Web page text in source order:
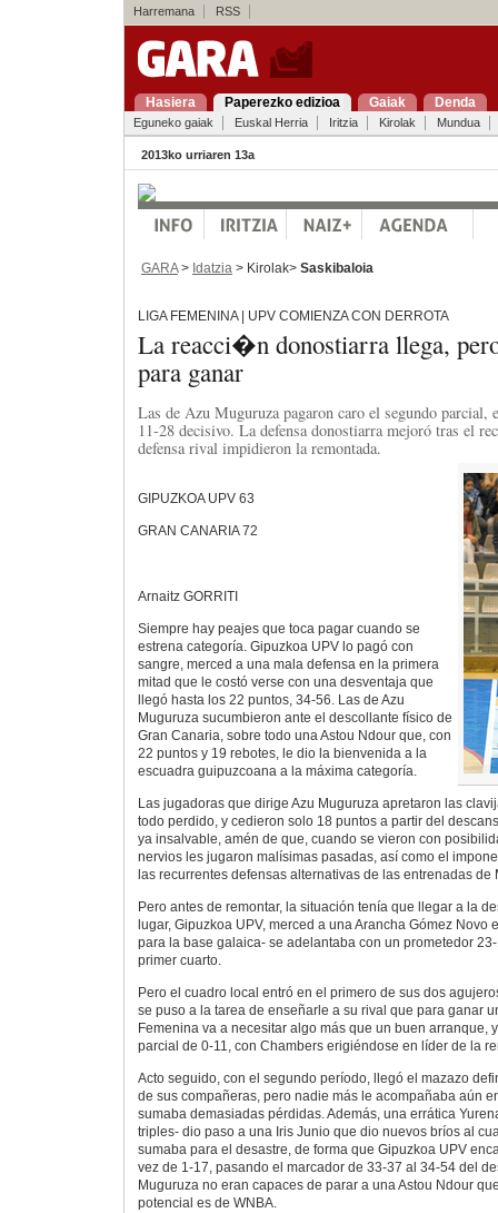
Harremana RSS
Hasiera Paperezko edizioa Gaiak Denda
Eguneko gaiak Euskal Herria Iritzia Kirolak Mundua
2013ko urriaren 13a
GARA> Idatzia > Kirolak> Saskibaloia
LIGA FEMENINA | UPV COMIENZA CON DERROTA
La reacci�n donostiarra llega,
para ganar
Las de Azu Muguruza pagaron caro el segundo parcial,
11-28 decisivo. La defensa donostiarra mejoró tras el
defensa rival impidieron la remontada.
GIPUZKOA UPV 63
GRAN CANARIA 72
Arnaitz GORRITI
Siempre hay peajes que toca pagar cuando se
estrena categoría. Gipuzkoa UPV lo pagó con
sangre, merced a una mala defensa en la primera
mitad que le costó verse con una desventaja que
llegó hasta los 22 puntos, 34-56. Las de Azu
Muguruza sucumbieron ante el descollante físico de
Gran Canaria, sobre todo una Astou Ndour que, con
22 puntos y 19 rebotes, le dio la bienvenida a la
escuadra guipuzcoana a la máxima categoría.
Las jugadoras que dirige Azu Muguruza apretaron las
todo perdido, y cedieron solo 18 puntos a partir del
ya insalvable, amén de que, cuando se vieron con
nervios les jugaron malísimas pasadas, así como el
las recurrentes defensas alternativas de las entrenadas de
Pero antes de remontar, la situación tenía que llegar a la
lugar, Gipuzkoa UPV, merced a una Arancha Gómez Novo
para la base galaica- se adelantaba con un prometedor
primer cuarto.
Pero el cuadro local entró en el primero de sus dos
se puso a la tarea de enseñarle a su rival que para ganar
Femenina va a necesitar algo más que un buen arranque,
parcial de 0-11, con Chambers erigiéndose en líder de la
Acto seguido, con el segundo período, llegó el mazazo
de sus compañeras, pero nadie más le acompañaba aún
sumaba demasiadas pérdidas. Además, una errática
triples- dio paso a una Iris Junio que dio nuevos bríos al
sumaba para el desastre, de forma que Gipuzkoa UPV
vez de 1-17, pasando el marcador de 33-37 al 34-54 del
Muguruza no eran capaces de parar a una Astou Ndour
potencial es de WNBA.